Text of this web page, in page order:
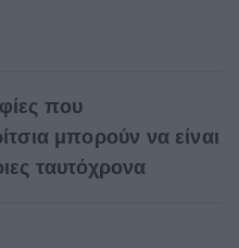
που
μπορούν να είναι
ταυτόχρονα